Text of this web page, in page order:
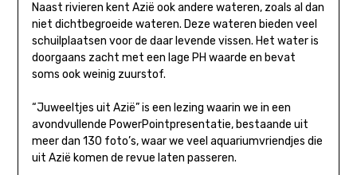
Naast rivieren kent Azië ook andere wateren, zoals al dan
niet dichtbegroeide wateren. Deze wateren bieden veel
schuilplaatsen voor de daar levende vissen. Het water is
doorgaans zacht met een lage PH waarde en bevat
soms ook weinig zuurstof.
“Juweeltjes uit Azië” is een lezing waarin we in een
avondvullende PowerPointpresentatie, bestaande uit
meer dan 130 foto’s, waar we veel aquariumvriendjes die
uit Azië komen de revue laten passeren.